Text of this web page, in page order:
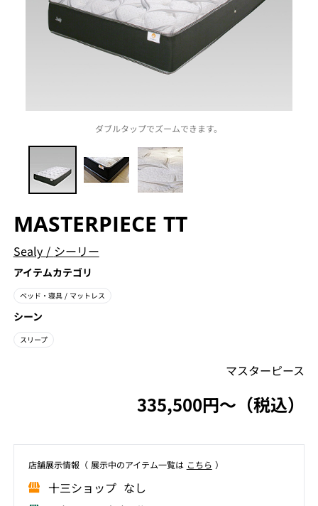
ダブルタップでズームできます。
MASTERPIECE TT
Sealy / シーリー
アイテムカテゴリ
ベッド・寝具 / マットレス
シーン
スリープ
マスターピース
335,500円〜（税込）
店舗展⽰情報（ 展⽰中のアイテム⼀覧は こちら ）
⼗三ショップ なし